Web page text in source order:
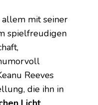
mit seiner
spielfreudigen
Reeves
die ihn in